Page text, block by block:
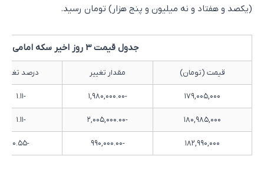
(یکصد و هفتاد و نه میلیون و پنج هزار) تومان رسید.
جدول قیمت 3 روز اخیر سکه امامی
قیمت (تومان) مقدار تغییر درصد تغییر
۱۷۹,۰۰۵,۰۰۰ -۱,۹۸۰,۰۰۰.۰۰ -۱.۱۱
۱۸۰,۹۸۵,۰۰۰ -۲,۰۰۵,۰۰۰.۰۰ -۱.۱۱
۱۸۲,۹۹۰,۰۰۰ -۹۹۰,۰۰۰.۰۰ -۰.۵۵